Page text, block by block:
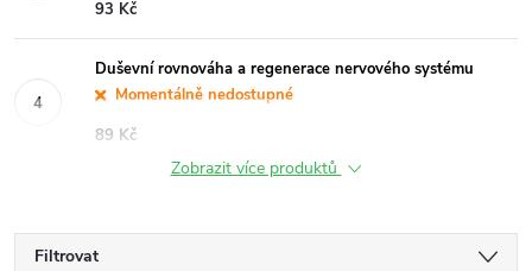
93 Kč
Duševní rovnováha a regenerace nervového systému
Momentálně nedostupné
89 Kč
Zobrazit více produktů
Filtrovat